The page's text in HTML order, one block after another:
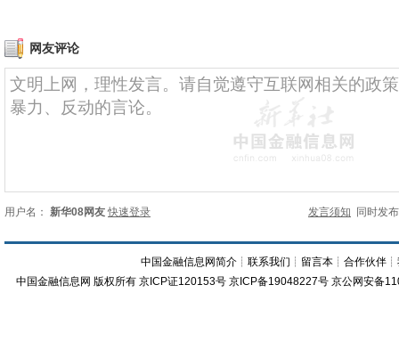
网友评论
用户名： 新华08网友 快速登录 发言须知 同时发
中国金融信息网简介 ┊联系我们 ┊ 留言本 ┊合作伙伴 ┊
中国金融信息网 版权所有 京ICP证120153号 京ICP备19048227号 京公网安备